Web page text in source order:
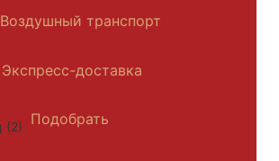
Воздушный транспорт
Экспресс-доставка
Подобрать